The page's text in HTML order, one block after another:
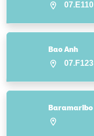
07.E110
Bao Anh
07.F123
Baramaribo